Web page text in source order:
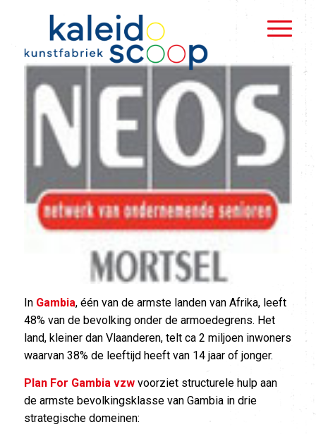
In Gambia, één van de armste landen van Afrika, leeft
48% van de bevolking onder de armoedegrens. Het
land, kleiner dan Vlaanderen, telt ca 2 miljoen inwoners
waarvan 38% de leeftijd heeft van 14 jaar of jonger.
Plan For Gambia vzwvoorziet structurele hulp aan
de armste bevolkingsklasse van Gambia in drie
strategische domeinen: